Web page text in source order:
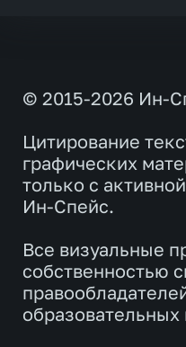
© 2015-2026 Ин-
Цитирование
графических
только с
Ин-Спейс.
Все визуальные
собственностью